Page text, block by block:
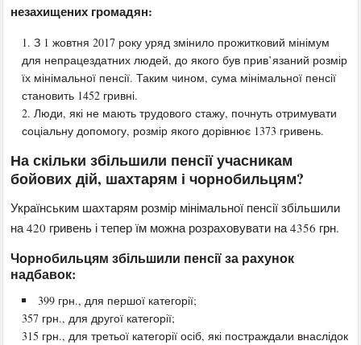
незахищених громадян:
З 1 жовтня 2017 року уряд змінило прожитковий мінімум
для непрацездатних людей, до якого був прив’язаний розмір
їх мінімальної пенсії. Таким чином, сума мінімальної пенсії
становить 1452 гривні.
Люди, які не мають трудового стажу, почнуть отримувати
соціальну допомогу, розмір якого дорівнює 1373 гривень.
На скільки збільшили пенсії учасникам
бойових дій, шахтарям і чорнобильцям?
Українським шахтарям розмір мінімальної пенсії збільшили
на 420 гривень і тепер їм можна розраховувати на 4356 грн.
Чорнобильцям збільшили пенсії за рахунок
надбавок:
399 грн., для першої категорії;
357 грн., для другої категорії;
315 грн., для третьої категорії осіб, які постраждали внаслідок